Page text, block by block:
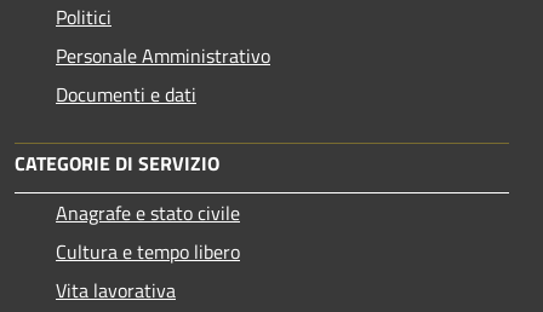
Politici
Personale Amministrativo
Documenti e dati
CATEGORIE DI SERVIZIO
Anagrafe e stato civile
Cultura e tempo libero
Vita lavorativa